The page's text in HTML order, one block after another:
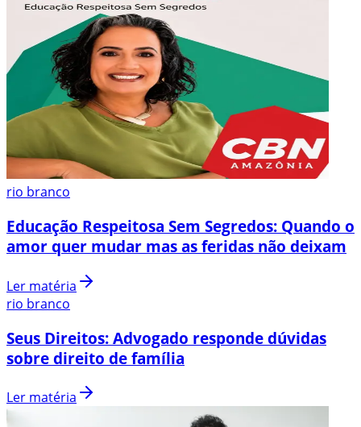
rio branco
Educação Respeitosa Sem Segredos: Quando o
amor quer mudar mas as feridas não deixam
Ler matéria
rio branco
Seus Direitos: Advogado responde dúvidas
sobre direito de família
Ler matéria